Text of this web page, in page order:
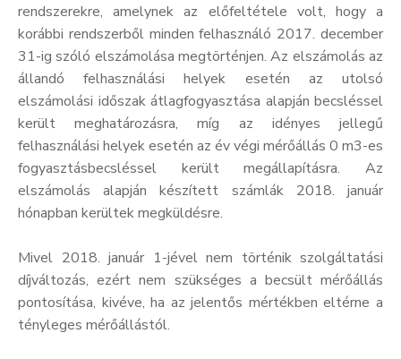
Kultúra
Keresés
rendszerekre, amelynek az előfeltétele volt, hogy a
korábbi rendszerből minden felhasználó 2017. december
31-ig szóló elszámolása megtörténjen. Az elszámolás az
állandó felhasználási helyek esetén az utolsó
elszámolási időszak átlagfogyasztása alapján becsléssel
került meghatározásra, míg az idényes jellegű
felhasználási helyek esetén az év végi mérőállás 0 m3-es
fogyasztásbecsléssel került megállapításra. Az
elszámolás alapján készített számlák 2018. január
hónapban kerültek megküldésre.
Mivel 2018. január 1-jével nem történik szolgáltatási
díjváltozás, ezért nem szükséges a becsült mérőállás
pontosítása, kivéve, ha az jelentős mértékben eltérne a
tényleges mérőállástól.